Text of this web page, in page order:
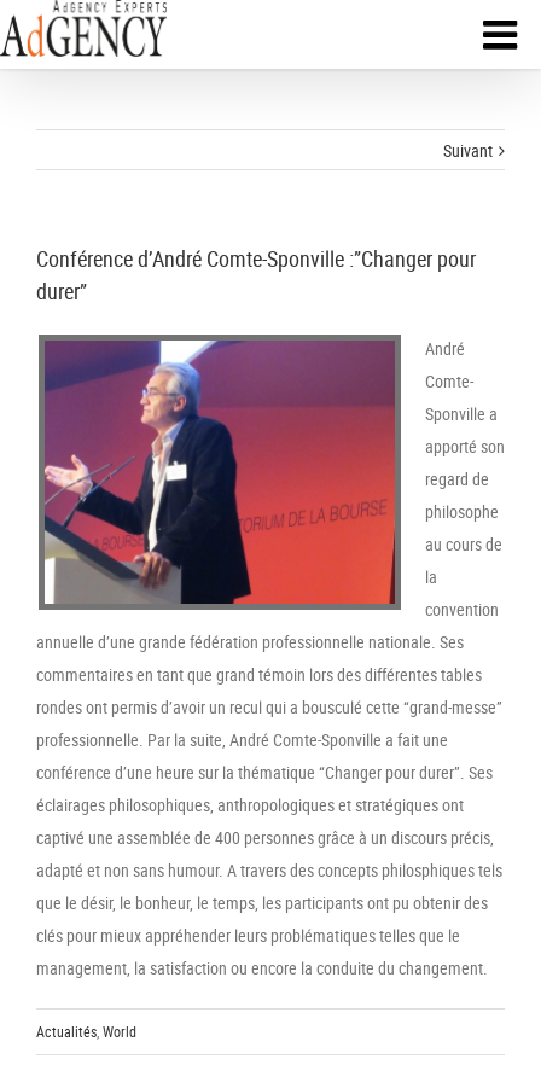
Suivant
Conférence d’André Comte-Sponville :”Changer pour
durer”
André
Comte-
Sponville a
apporté son
regard de
philosophe
au cours de
la
convention
annuelle d’une grande fédération professionnelle nationale. Ses
commentaires en tant que grand témoin lors des différentes tables
rondes ont permis d’avoir un recul qui a bousculé cette “grand-messe”
professionnelle. Par la suite, André Comte-Sponville a fait une
conférence d’une heure sur la thématique “Changer pour durer”. Ses
éclairages philosophiques, anthropologiques et stratégiques ont
captivé une assemblée de 400 personnes grâce à un discours précis,
adapté et non sans humour. A travers des concepts philosphiques tels
que le désir, le bonheur, le temps, les participants ont pu obtenir des
clés pour mieux appréhender leurs problématiques telles que le
management, la satisfaction ou encore la conduite du changement.
Actualités World